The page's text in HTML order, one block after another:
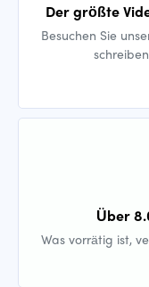
Der größte
Besuchen Sie
Über
Was vorrätig ist,